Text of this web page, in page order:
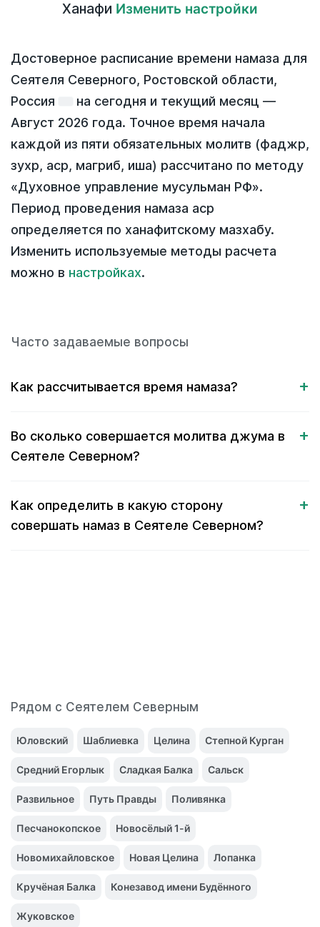
Ханафи Изменить настройки
Достоверное расписание времени намаза для
Сеятеля Северного, Ростовской области,
Россия
на сегодня и текущий месяц —
Август 2026 года. Точное время начала
каждой из пяти обязательных молитв (фаджр,
зухр, аср, магриб, иша) рассчитано по методу
«Духовное управление мусульман РФ».
Период проведения намаза аср
определяется по ханафитскому мазхабу.
Изменить используемые методы расчета
можно в настройках.
Часто задаваемые вопросы
Как рассчитывается время намаза?
Во сколько совершается молитва джума в
Сеятеле Северном?
Как определить в какую сторону
совершать намаз в Сеятеле Северном?
Рядом с Сеятелем Северным
Юловский Шаблиевка Целина Степной Курган
Средний Егорлык Сладкая Балка Сальск
Развильное Путь Правды Поливянка
Песчанокопское Новосёлый 1-й
Новомихайловское Новая Целина Лопанка
Кручёная Балка Конезавод имени Будённого
Жуковское